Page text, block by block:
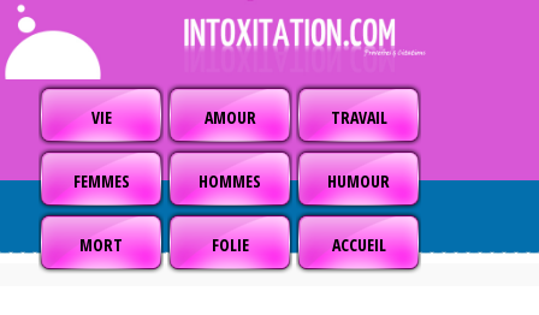
VIE AMOUR TRAVAIL
FEMMES HOMMES HUMOUR
MORT FOLIE ACCUEIL